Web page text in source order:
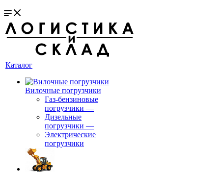
Каталог
Вилочные погрузчики
Газ-бензиновые
погрузчики —
Дизельные
погрузчики —
Электрические
погрузчики